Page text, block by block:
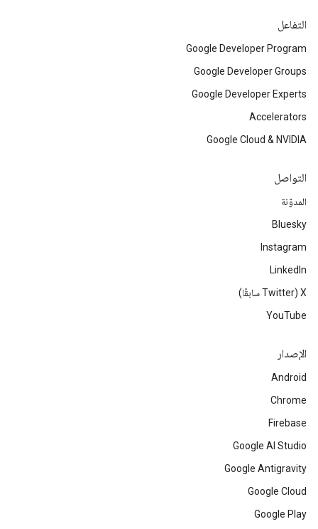
التفاعل
Google Developer Program
Google Developer Groups
Google Developer Experts
Accelerators
Google Cloud & NVIDIA
التواصل
المدوّنة
Bluesky
Instagram
LinkedIn
‫X ‏(Twitter سابقًا)
YouTube
الإصدار
Android
Chrome
Firebase
Google AI Studio
Google Antigravity
Google Cloud
Google Play